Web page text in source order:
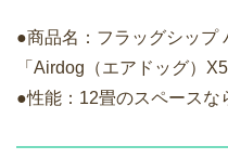
●商品名：フラッグシップ
「Airdog（エアドッグ）
●性能：12畳のスペースな